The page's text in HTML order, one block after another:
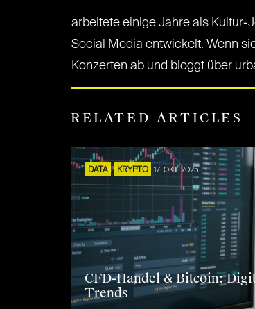
arbeitete einige Jahre als Kultur-
Social Media entwickelt. Wenn
Konzerten ab und bloggt über
RELATED ARTICLES
DATA KRYPTO 17. OKT. 2025
CFD-Handel & Bitcoin:
Trends